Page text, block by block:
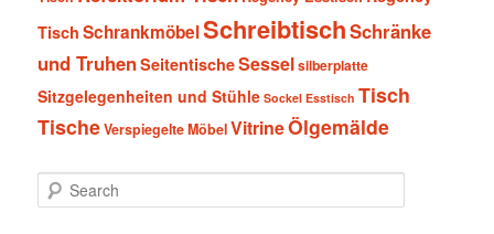
Tisch SchrankmöbelSchreibtischSchränke
und TruhenSeitentischeSesselsilberplatte
Sitzgelegenheiten und Stühle Sockel Esstisch Tisch
TischeVerspiegelte MöbelVitrineÖlgemälde
e